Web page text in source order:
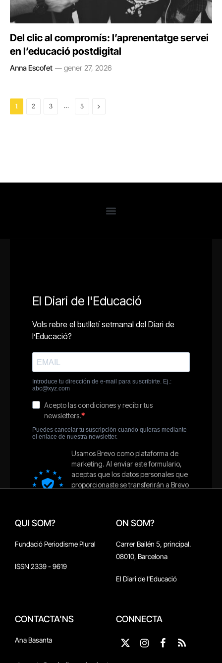
Del clic al compromís: l’aprenentatge servei
en l’educació postdigital
Anna Escofet gener 27, 2026
1 2 3 … 5 Next
QUI SOM?
Fundació Periodisme Plural
ISSN 2339 - 9619
ON SOM?
Carrer Bailén 5, principal.
08010, Barcelona
El Diari de l'Educació
CONTACTA'NS
Ana Basanta
CONNECTA
X
Instagram
Facebook
RSS